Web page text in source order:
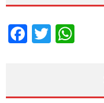
Facebook
Twitter